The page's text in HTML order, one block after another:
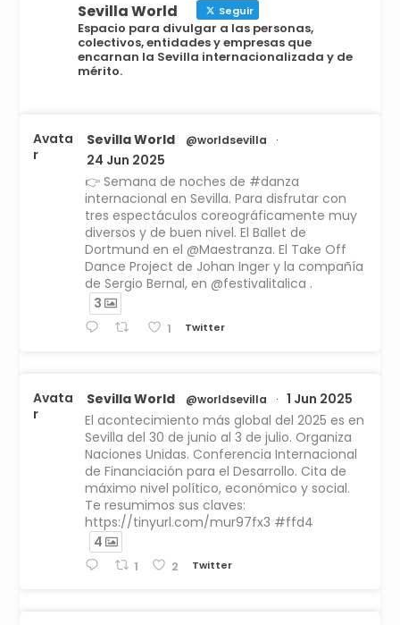
Sevilla World Seguir
Espacio para divulgar a las personas,
colectivos, entidades y empresas que
encarnan la Sevilla internacionalizada y de
mérito.
Avata
r
Sevilla World @worldsevilla ·
24 Jun 2025
👉 Semana de noches de #danza
internacional en Sevilla. Para disfrutar con
tres espectáculos coreográficamente muy
diversos y de buen nivel. El Ballet de
Dortmund en el @Maestranza. El Take Off
Dance Project de Johan Inger y la compañía
de Sergio Bernal, en @festivalitalica .
3
1 Twitter
Avata
r
Sevilla World @worldsevilla ·
1 Jun 2025
El acontecimiento más global del 2025 es en
Sevilla del 30 de junio al 3 de julio. Organiza
Naciones Unidas. Conferencia Internacional
de Financiación para el Desarrollo. Cita de
máximo nivel político, económico y social.
Te resumimos sus claves:
https://tinyurl.com/mur97fx3 #ffd4
4
1 2 Twitter